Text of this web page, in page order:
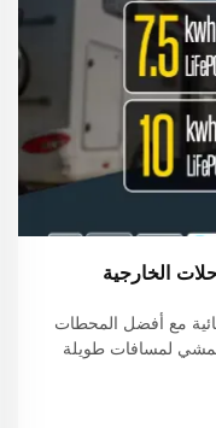
الخارجية
مع أفضل المحطات
لمسافات طويلة
الأنشطة الخارجية.